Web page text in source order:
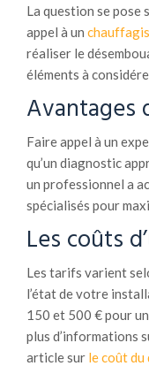
La question se pose
appel à un
réaliser le
éléments à
Avantages
Faire appel à un
qu’un diagnostic
un professionnel a
spécialisés pour
Les coûts
Les tarifs varient
l’état de votre
150 et 500 € pour
plus d’informations
article sur le coût du